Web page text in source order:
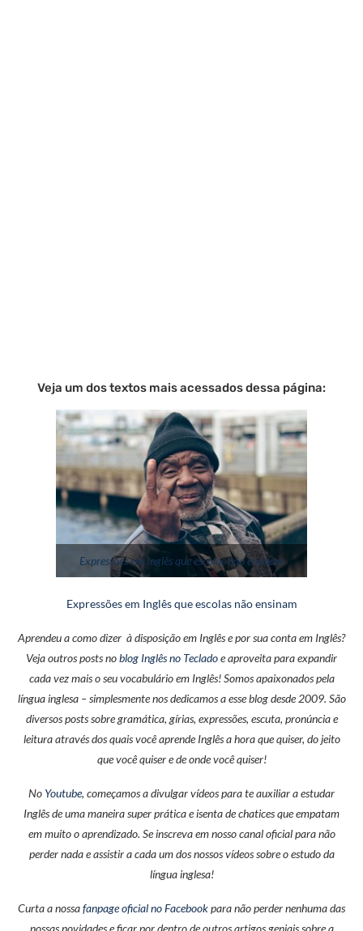
Veja um dos textos mais acessados dessa página:
Expressões em Inglês que escolas não ensinam
Expressões em Inglês que escolas não ensinam
Aprendeu a como dizer à disposição em Inglês e por sua conta em Inglês?
Veja outros posts noblog Inglês no Tecladoe aproveita para expandir
cada vez mais o seu vocabulário em Inglês! Somos apaixonados pela
língua inglesa – simplesmente nos dedicamos a esse blog desde 2009. São
diversos posts sobre gramática, gírias, expressões, escuta, pronúncia e
leitura através dos quais você aprende Inglês a hora que quiser, do jeito
que você quiser e de onde você quiser!
No Youtube, começamos a divulgar vídeos para te auxiliar a estudar
Inglês de uma maneira super prática e isenta de chatices que empatam
em muito o aprendizado. Se inscreva em nosso canal oficial para não
perder nada e assistir a cada um dos nossos vídeos sobre o estudo da
língua inglesa!
Curta a nossafanpage oficial no Facebookpara não perder nenhuma das
nossas novidades e ficar por dentro de outros artigos geniais sobre a